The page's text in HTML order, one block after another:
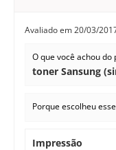
Avaliado em20/03/
O que você achou do
toner Sansung
Porque escolheu
Impressão